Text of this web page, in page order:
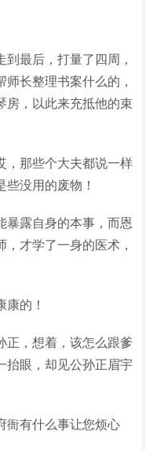
最后，打量了四周，
长整理书案什么的，
房，以此来充抵他的束
，那些个大夫都说一样
没用的废物！
暴露自身的本事，而恩
才学了一身的医术，
的！
正，想着，该怎么跟爹
抬眼，却见公孙正眉宇
衙有什么事让您烦心